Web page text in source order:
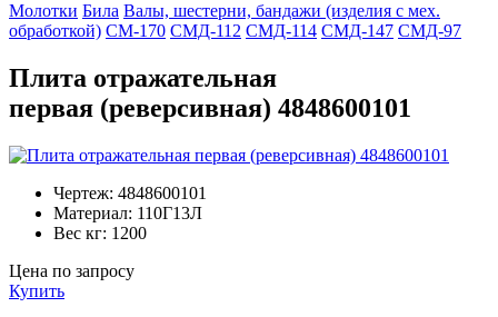
Молотки Била Валы, шестерни, бандажи (изделия с мех.
обработкой) СМ-170 СМД-112 СМД-114 СМД-147 СМД-97
Плита отражательная
первая (реверсивная) 4848600101
Чертеж: 4848600101
Материал: 110Г13Л
Вес кг: 1200
Цена по запросу
Купить